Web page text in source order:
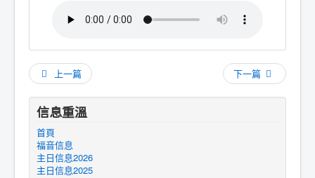
上一篇 下一篇
信息重溫
首頁
福音信息
主日信息2026
主日信息2025